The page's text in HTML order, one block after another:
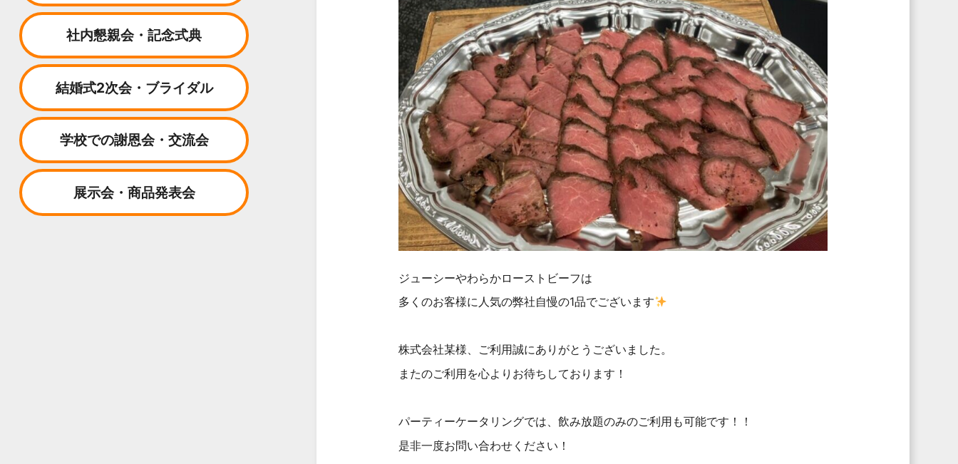
ジューシーやわらかローストビーフは
多くのお客様に人気の弊社自慢の1品でございます
株式会社某様、ご利用誠にありがとうございました。
またのご利用を心よりお待ちしております！
パーティーケータリングでは、飲み放題のみのご利用も可能です！！
是非一度お問い合わせください！
社内懇親会・記念式典
結婚式2次会・ブライダル
学校での謝恩会・交流会
展示会・商品発表会